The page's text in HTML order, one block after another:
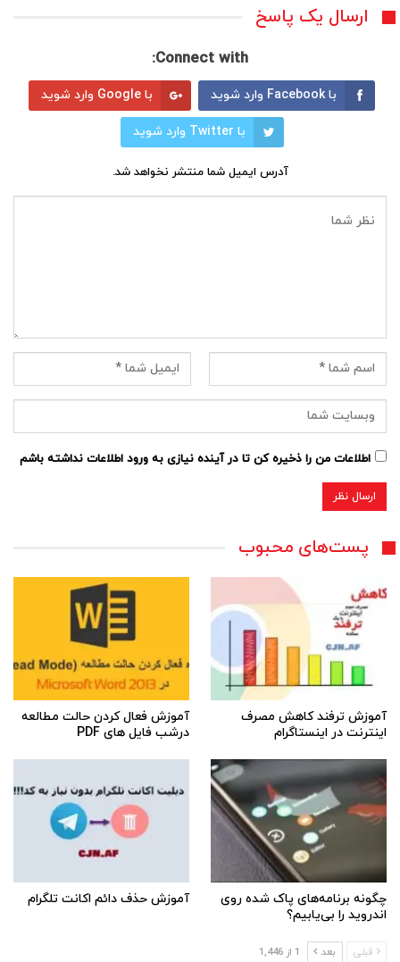
ارسال یک پاسخ
Connect with:
با Facebook وارد شوید با Google وارد شوید
با Twitter وارد شوید
آدرس ایمیل شما منتشر نخواهد شد.
اطلاعات من را ذخیره کن تا در آینده نیازی به ورود اطلاعات نداشته باشم
پست‌های محبوب
آموزش ترفند کاهش مصرف
اینترنت در اینستاگرام
آموزش فعال کردن حالت مطالعه
درشب فایل های PDF
چگونه برنامه‌های پاک شده روی
اندروید را بی‌یابیم؟
آموزش حذف دائم اکانت تلگرام
قبلی بعد 1 از 1,446